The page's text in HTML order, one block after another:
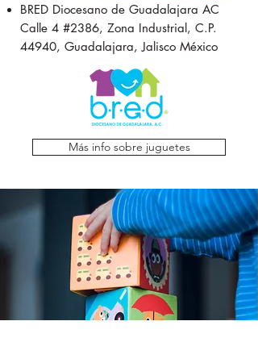
BRED Diocesano de Guadalajara AC
Calle 4 #2386, Zona Industrial, C.P.
44940, Guadalajara, Jalisco México
Más info sobre juguetes